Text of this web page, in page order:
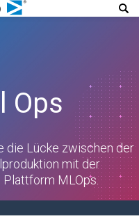
Ops
die Lücke zwischen der
mit der
Plattform MLOps.